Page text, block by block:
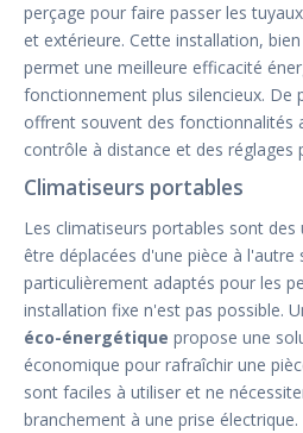
perçage pour faire passer les
et extérieure. Cette installation,
permet une meilleure efficacité
fonctionnement plus silencieux. De
offrent souvent des fonctionnalités
contrôle à distance et des réglages
Climatiseurs portables
Les climatiseurs portables sont
être déplacées d'une pièce à
particulièrement adaptés pour les
installation fixe n'est pas possible.
éco-énergétique propose une
économique pour rafraîchir une
sont faciles à utiliser et ne
branchement à une prise électrique.